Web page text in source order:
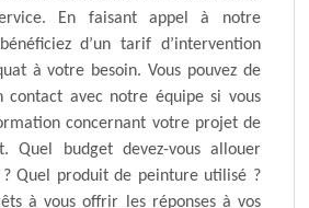
En faisant appel à notre
d’un tarif d’intervention
à votre besoin. Vous pouvez de
avec notre équipe si vous
concernant votre projet de
Quel budget devez-vous allouer
Quel produit de peinture utilisé ?
à vous offrir les réponses à vos